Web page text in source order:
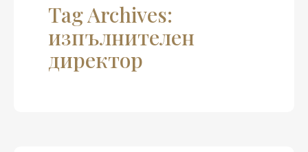
Tag Archives:
изпълнителен
директор